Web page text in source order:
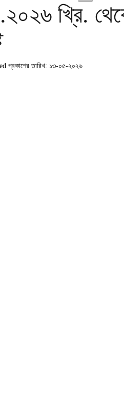
খ্রি.
প্রকাশের তারিখ: ১৩-০৫-২০২৬